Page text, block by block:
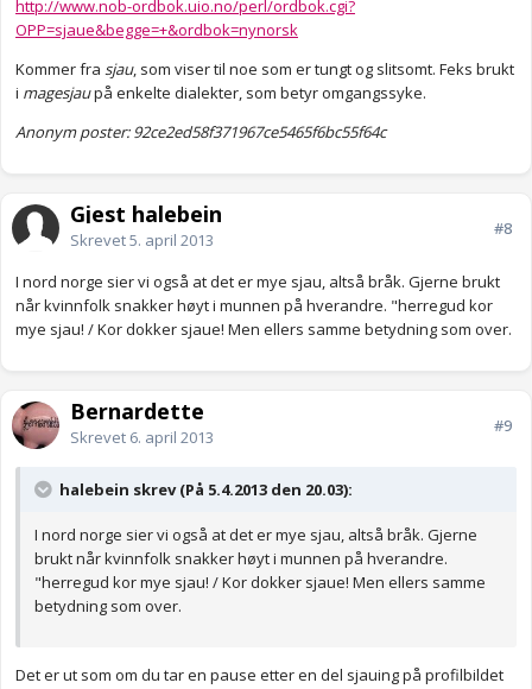
http://www.nob-ordbok.uio.no/perl/ordbok.cgi?
OPP=sjaue&begge=+&ordbok=nynorsk
Kommer fra sjau, som viser til noe som er tungt og slitsomt. Feks brukt
i magesjaupå enkelte dialekter, som betyr omgangssyke.
Anonym poster: 92ce2ed58f371967ce5465f6bc55f64c
Gjest halebein
Skrevet5. april 2013
#8
I nord norge sier vi også at det er mye sjau, altså bråk. Gjerne brukt
når kvinnfolk snakker høyt i munnen på hverandre. "herregud kor
mye sjau! / Kor dokker sjaue! Men ellers samme betydning som over.
Bernardette
Skrevet 6. april 2013
#9
halebein skrev (På 5.4.2013 den 20.03):
I nord norge sier vi også at det er mye sjau, altså bråk. Gjerne
brukt når kvinnfolk snakker høyt i munnen på hverandre.
"herregud kor mye sjau! / Kor dokker sjaue! Men ellers samme
betydning som over.
Det er ut som om du tar en pause etter en del sjauing på profilbildet